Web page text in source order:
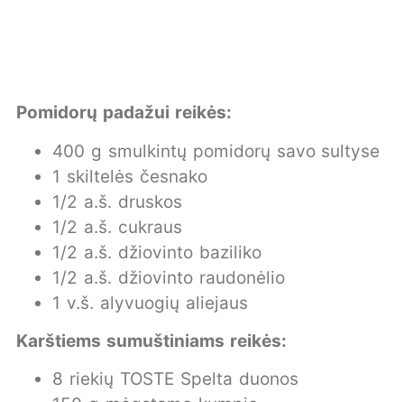
Pomidorų padažui reikės:
400 g smulkintų pomidorų savo sultyse
1 skiltelės česnako
1/2 a.š. druskos
1/2 a.š. cukraus
1/2 a.š. džiovinto baziliko
1/2 a.š. džiovinto raudonėlio
1 v.š. alyvuogių aliejaus
Karštiems sumuštiniams reikės:
8 riekių TOSTE Spelta duonos